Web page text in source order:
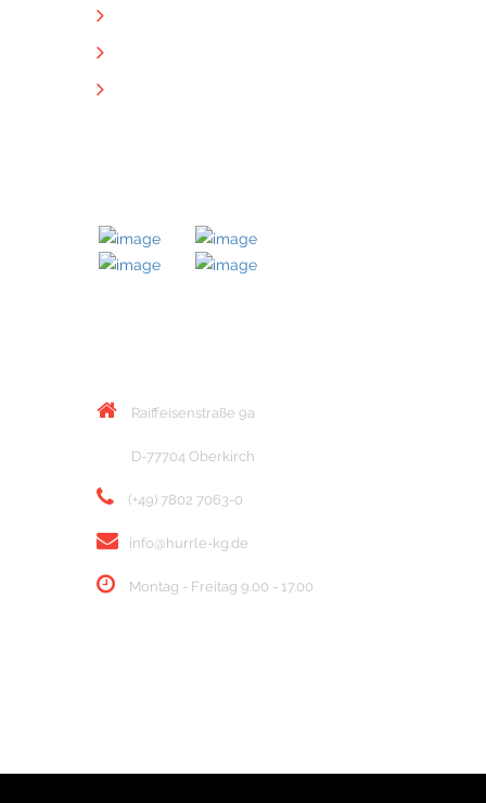
Raiffeisenstraße 9a
D-77704 Oberkirch
(+49) 7802 7063-0
info@hurrle-kg.de
Montag - Freitag 9.00 - 17.00